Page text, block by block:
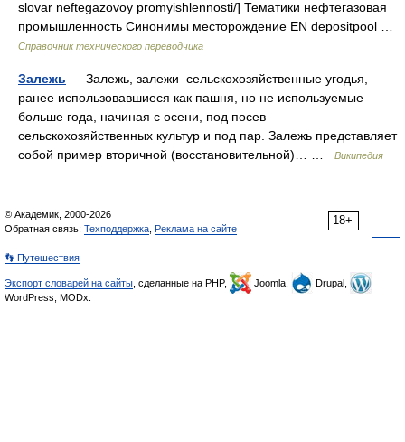
slovar neftegazovoy promyishlennosti/] Тематики нефтегазовая
промышленность Синонимы месторождение EN depositpool …
Справочник технического переводчика
Залежь — Залежь, залежи сельскохозяйственные угодья,
ранее использовавшиеся как пашня, но не используемые
больше года, начиная с осени, под посев
сельскохозяйственных культур и под пар. Залежь представляет
собой пример вторичной (восстановительной)… …
Википедия
18+
© Академик, 2000-2026
Обратная связь: Техподдержка Реклама на сайте
👣 Путешествия
Экспорт словарей на сайты , сделанные на PHP, Joomla,
Drupal,
WordPress, MODx.